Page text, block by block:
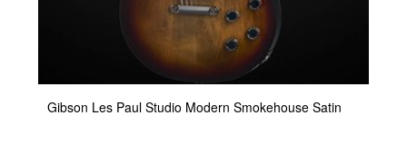
Gibson Les Paul Studio Modern Smokehouse Satin